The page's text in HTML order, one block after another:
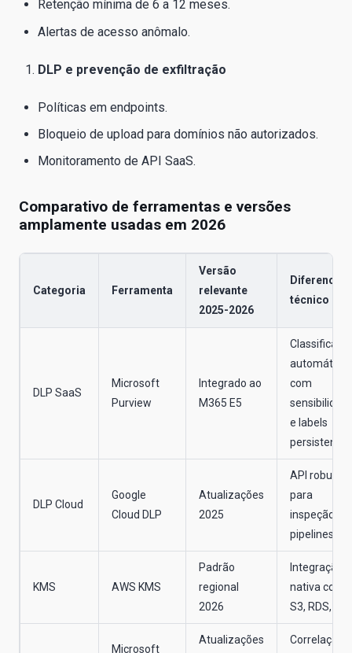
Retenção mínima de 6 a 12 meses.
Alertas de acesso anômalo.
DLP e prevenção de exfiltração
Políticas em endpoints.
Bloqueio de upload para domínios não autorizados.
Monitoramento de API SaaS.
Comparativo de ferramentas e versões
amplamente usadas em 2026
Categoria Ferramenta
Versão
relevante
2025-2026
Diferencial
técnico
DLP SaaS
Microsoft
Purview
Integrado ao
M365 E5
automática
com
e labels
persistentes
DLP Cloud
Google
Cloud DLP
Atualizações
2025
API robusta
para
inspeção
pipelines
KMS AWS KMS
Padrão
regional
2026
Integração
nativa com
S3, RDS,
Microsoft
Atualizações
Correlação